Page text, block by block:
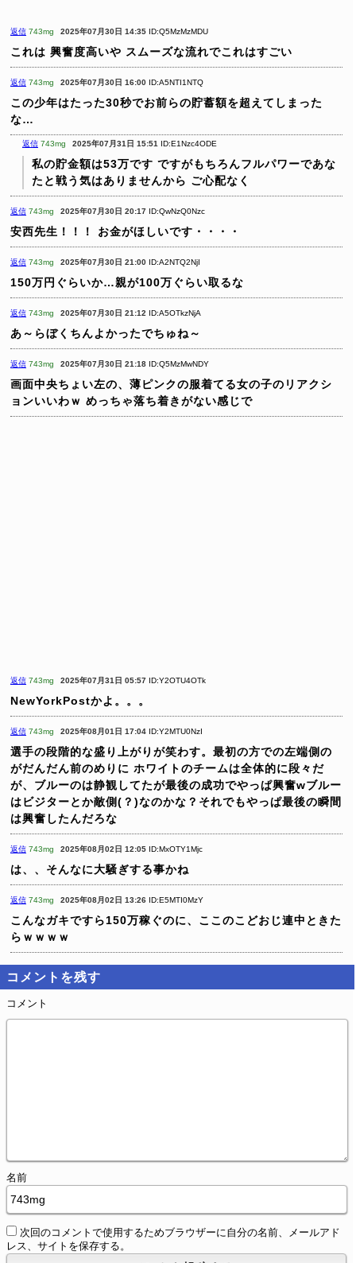
返信 743mg 2025年07月30日 14:35 ID:Q5MzMzMDU
これは 興奮度高いや スムーズな流れでこれはすごい
返信 743mg 2025年07月30日 16:00 ID:A5NTI1NTQ
この少年はたった30秒でお前らの貯蓄額を超えてしまった
な…
返信 743mg 2025年07月31日 15:51 ID:E1Nzc4ODE
私の貯金額は53万です ですがもちろんフルパワーであな
たと戦う気はありませんから ご心配なく
返信 743mg 2025年07月30日 20:17 ID:QwNzQ0Nzc
安西先生！！！ お金がほしいです・・・・
返信 743mg 2025年07月30日 21:00 ID:A2NTQ2NjI
150万円ぐらいか…親が100万ぐらい取るな
返信 743mg 2025年07月30日 21:12 ID:A5OTkzNjA
あ～らぼくちんよかったでちゅね～
返信 743mg 2025年07月30日 21:18 ID:Q5MzMwNDY
画面中央ちょい左の、薄ピンクの服着てる女の子のリアクシ
ョンいいわｗ めっちゃ落ち着きがない感じで
返信 743mg 2025年07月31日 05:57 ID:Y2OTU4OTk
NewYorkPostかよ。。。
返信 743mg 2025年08月01日 17:04 ID:Y2MTU0NzI
選手の段階的な盛り上がりが笑わす。最初の方での左端側の
がだんだん前のめりに ホワイトのチームは全体的に段々だ
が、ブルーのは静観してたが最後の成功でやっぱ興奮wブルー
はビジターとか敵側(？)なのかな？それでもやっぱ最後の瞬間
は興奮したんだろな
返信 743mg 2025年08月02日 12:05 ID:MxOTY1Mjc
は、、そんなに大騒ぎする事かね
返信 743mg 2025年08月02日 13:26 ID:E5MTI0MzY
こんなガキですら150万稼ぐのに、ここのこどおじ連中ときた
らｗｗｗｗ
コメントを残す
コメント
名前
次回のコメントで使用するためブラウザーに自分の名前、メールアド
レス、サイトを保存する。